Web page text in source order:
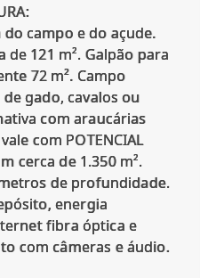
campo e do açude.
de 121 m². Galpão para
72 m². Campo
gado, cavalos ou
com araucárias
com POTENCIAL
cerca de 1.350 m².
de profundidade.
energia
fibra óptica e
com câmeras e áudio.